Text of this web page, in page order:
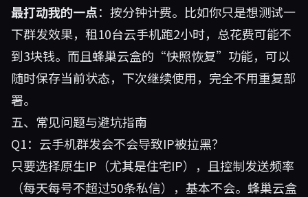
最打动我的一点：按分钟计费。比如你只是想测试一
下群发效果，租10台云手机跑2小时，总花费可能不
到3块钱。而且蜂巢云盒的“快照恢复”功能，可以
随时保存当前状态，下次继续使用，完全不用重复部
署。
五、常见问题与避坑指南
Q1：云手机群发会不会导致IP被拉黑？
只要选择原生IP（尤其是住宅IP），且控制发送频率
（每天每号不超过50条私信），基本不会。蜂巢云盒